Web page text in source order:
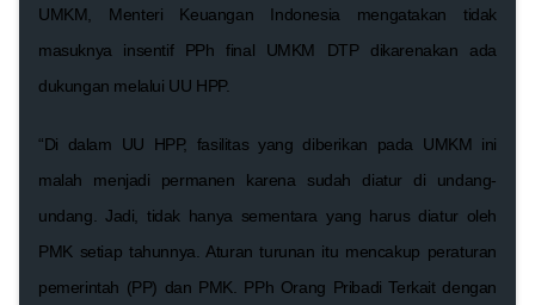
UMKM, Menteri Keuangan Indonesia mengatakan tidak
masuknya insentif PPh final UMKM DTP dikarenakan ada
dukungan melalui UU HPP.
“Di dalam UU HPP, fasilitas yang diberikan pada UMKM ini
malah menjadi permanen karena sudah diatur di undang-
undang. Jadi, tidak hanya sementara yang harus diatur oleh
PMK setiap tahunnya. Aturan turunan itu mencakup peraturan
pemerintah (PP) dan PMK. PPh Orang Pribadi Terkait dengan